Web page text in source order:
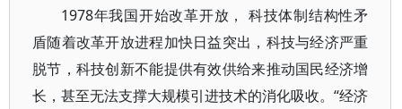
1978年我国开始改革开放， 科技体制结构性矛
盾随着改革开放进程加快日益突出，科技与经济严重
脱节，科技创新不能提供有效供给来推动国民经济增
长，甚至无法支撑大规模引进技术的消化吸收。“经济